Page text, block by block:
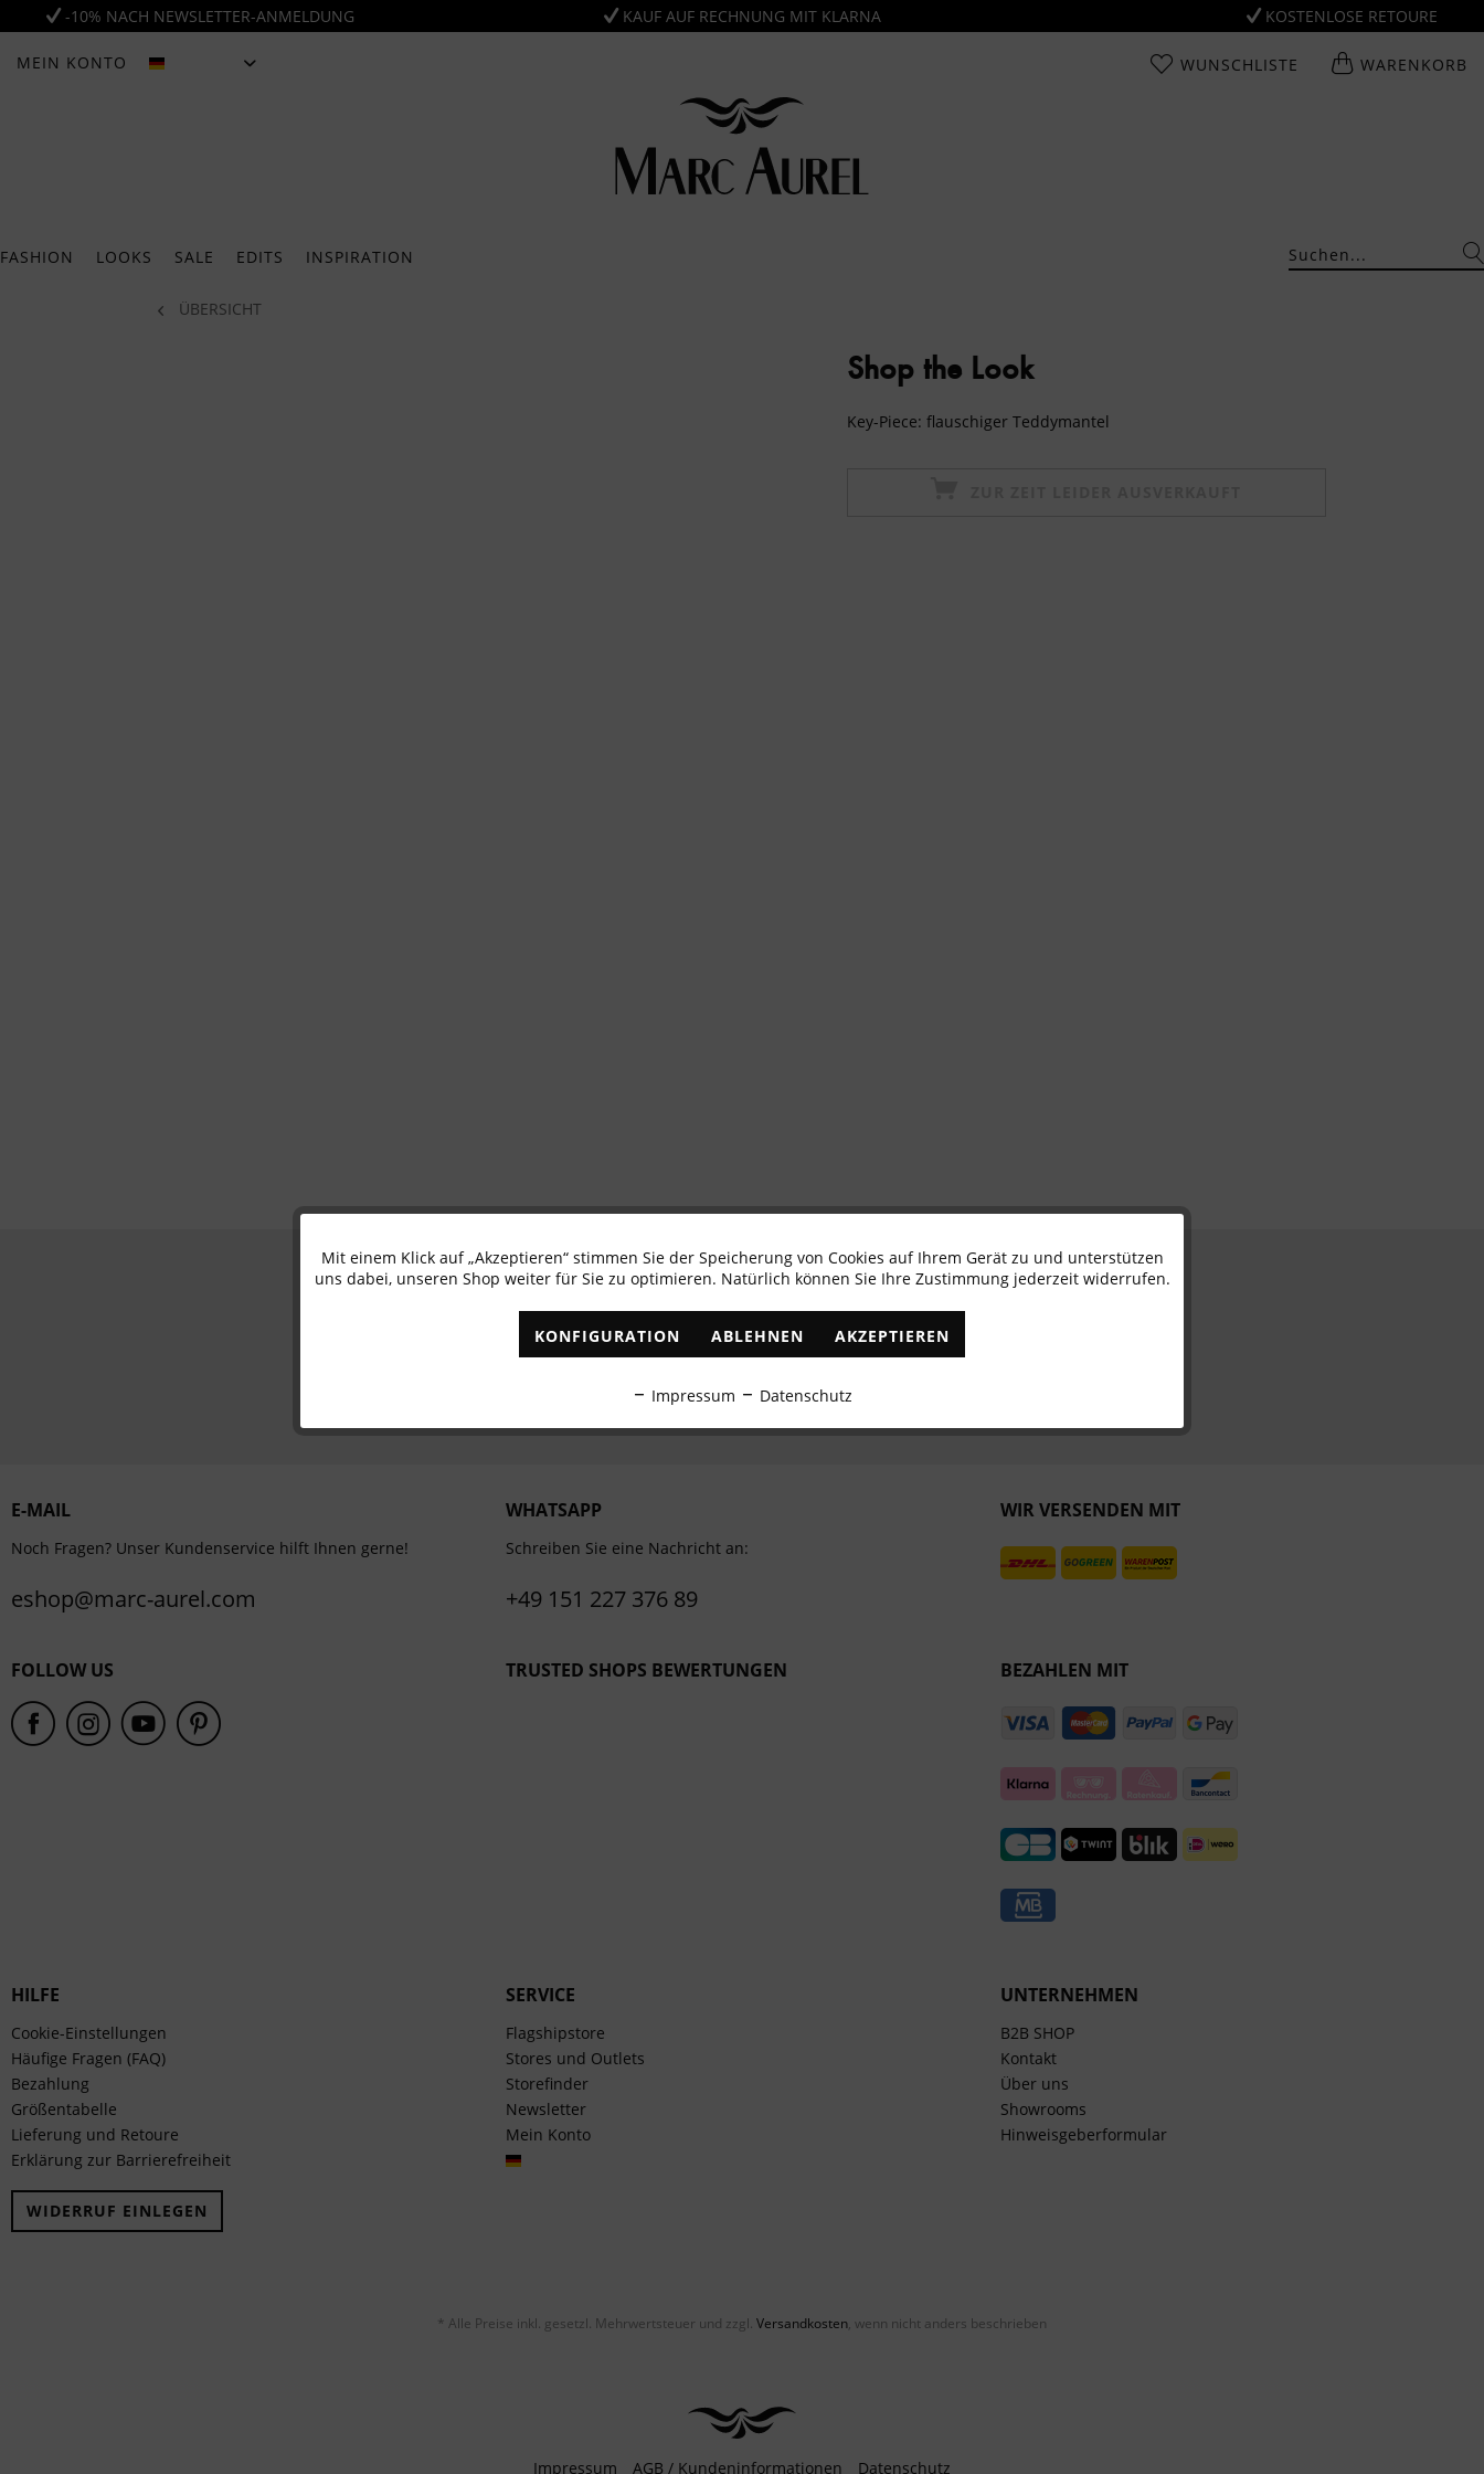
-10% NACH NEWSLETTER-ANMELDUNG KAUF AUF RECHNUNG MIT KLARNA KOSTENLOSE RETOURE
MEIN KONTO WUNSCHLISTE WARENKORB
FASHION LOOKS SALE EDITS INSPIRATION
ÜBERSICHT
Shop the Look
Key-Piece: flauschiger Teddymantel
Newsletter abonnieren & 10% - Gutschein erhalten
✓ Exklusive Angebote ✓ Die aktuellsten Trends
E-MAIL
Noch Fragen? Unser Kundenservice hilft Ihnen gerne!
eshop@marc-aurel.com
WHATSAPP
Schreiben Sie eine Nachricht an:
+49 151 227 376 89
WIR VERSENDEN MIT
FOLLOW US TRUSTED SHOPS BEWERTUNGEN BEZAHLEN MIT
HILFE
Cookie-Einstellungen
Häufige Fragen (FAQ)
Bezahlung
Größentabelle
Lieferung und Retoure
Erklärung zur Barrierefreiheit
WIDERRUF EINLEGEN
SERVICE
Flagshipstore
Stores und Outlets
Storefinder
Newsletter
Mein Konto
UNTERNEHMEN
B2B SHOP
Kontakt
Über uns
Showrooms
Hinweisgeberformular
* Alle Preise inkl. gesetzl. Mehrwertsteuer und zzgl. Versandkosten, wenn nicht anders beschrieben
Impressum AGB / Kundeninformationen Datenschutz
Funktionale Aktiv
Mit einem Klick auf „Akzeptieren“ stimmen Sie der Speicherung von Cookies auf Ihrem Gerät zu und unterstützen
uns dabei, unseren Shop weiter für Sie zu optimieren. Natürlich können Sie Ihre Zustimmung jederzeit widerrufen.
KONFIGURATION ABLEHNEN AKZEPTIEREN
Impressum Datenschutz